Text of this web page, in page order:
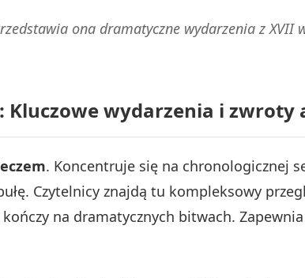
ona dramatyczne wydarzenia z XVII
Kluczowe wydarzenia i zwroty
. Koncentruje się na chronologicznej
Czytelnicy znajdą tu kompleksowy
na dramatycznych bitwach.